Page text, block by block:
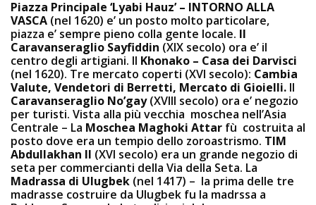
Piazza Principale ‘Lyabi Hauz’ – INTORNO ALLA
VASCA (nel 1620) e’ un posto molto particolare,
piazza e’ sempre pieno colla gente locale. Il
Caravanseraglio Sayfiddin (XIX secolo) ora e’ il
centro degli artigiani. Il Khonako – Casa dei Darvisci
(nel 1620). Tre mercato coperti (XVI secolo): Cambia
Valute, Vendetori di Berretti, Mercato di Gioielli. Il
Caravanseraglio No’gay(XVIII secolo) ora e’ negozio
per turisti. Vista alla più vecchia moschea nell’Asia
Centrale – La Moschea Maghoki Attar fù costruita al
posto dove era un tempio dello zoroastrismo. TIM
Abdullakhan II (XVI secolo) era un grande negozio di
seta per commercianti della Via della Seta. La
Madrassa di Ulugbek (nel 1417) – la prima delle tre
madrasse costruire da Ulugbek fu la madrssa a